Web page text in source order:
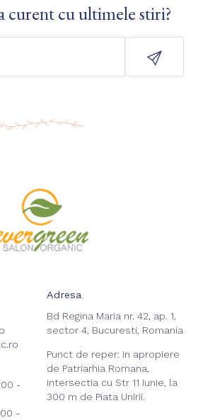
curent cu ultimele stiri?
-
-
Adresa
Bd Regina Maria nr. 42, ap. 1,
sector 4, Bucuresti, Romania
Punct de reper: in apropiere
de Patriarhia Romana,
intersectia cu Str 11 Iunie, la
300 m de Piata Unirii.